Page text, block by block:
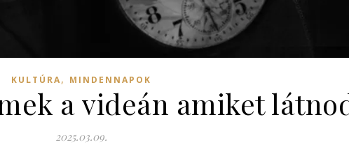
KULTÚRA, MINDENNAPOK
a videán amiket
2025.03.09.